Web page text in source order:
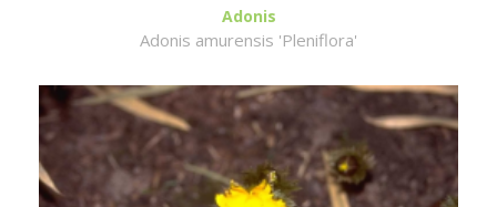
Adonis
Adonis amurensis 'Pleniflora'